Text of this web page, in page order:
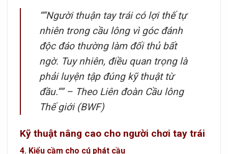
“”Người thuận tay trái có lợi thế tự
nhiên trong cầu lông vì góc đánh
độc đáo thường làm đối thủ bất
ngờ. Tuy nhiên, điều quan trọng là
phải luyện tập đúng kỹ thuật từ
đầu.”” – Theo Liên đoàn Cầu lông
Thế giới (BWF)
Kỹ thuật nâng cao cho người chơi tay trái
4. Kiểu cầm cho cú phát cầu